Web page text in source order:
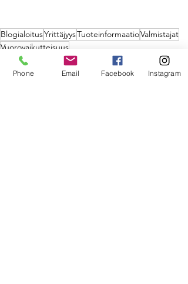
BlogialoitusYrittäjyysTuoteinformaatioValmistajat
Vuorovaikutteisuus
Yritysuutiset ja Tiedotteet
Phone Email Facebook Instagram